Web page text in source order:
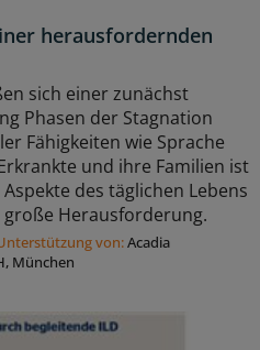
herausfordernden
sich einer zunächst
Phasen der Stagnation
Fähigkeiten wie Sprache
und ihre Familien ist
des täglichen Lebens
Herausforderung.
von:Acadia
München